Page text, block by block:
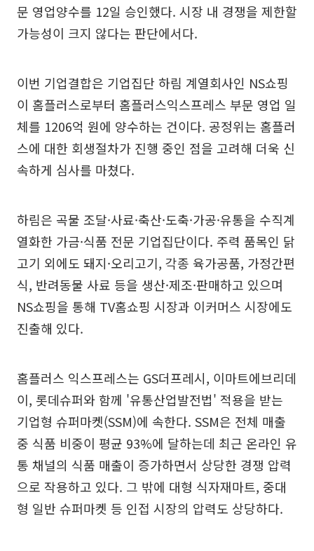
문 영업양수를 12일 승인했다. 시장 내 경쟁을 제한할
가능성이 크지 않다는 판단에서다.
이번 기업결합은 기업집단 하림 계열회사인 NS쇼핑
이 홈플러스로부터 홈플러스익스프레스 부문 영업 일
체를 1206억 원에 양수하는 건이다. 공정위는 홈플러
스에 대한 회생절차가 진행 중인 점을 고려해 더욱 신
속하게 심사를 마쳤다.
하림은 곡물 조달·사료·축산·도축·가공·유통을 수직계
열화한 가금·식품 전문 기업집단이다. 주력 품목인 닭
고기 외에도 돼지·오리고기, 각종 육가공품, 가정간편
식, 반려동물 사료 등을 생산·제조·판매하고 있으며
NS쇼핑을 통해 TV홈쇼핑 시장과 이커머스 시장에도
진출해 있다.
홈플러스 익스프레스는 GS더프레시, 이마트에브리데
이, 롯데슈퍼와 함께 '유통산업발전법' 적용을 받는
기업형 슈퍼마켓(SSM)에 속한다. SSM은 전체 매출
중 식품 비중이 평균 93%에 달하는데 최근 온라인 유
통 채널의 식품 매출이 증가하면서 상당한 경쟁 압력
으로 작용하고 있다. 그 밖에 대형 식자재마트, 중대
형 일반 슈퍼마켓 등 인접 시장의 압력도 상당하다.